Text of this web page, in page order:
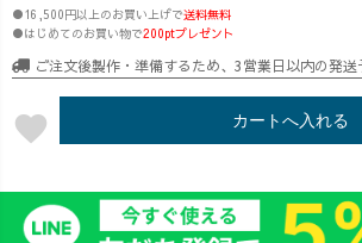
●16,500円以上のお買い上げで送料無料
●はじめてのお買い物で200ptプレゼント
ご注文後製作・準備するため、3営業日以内の発送
favorite カートへ入れる